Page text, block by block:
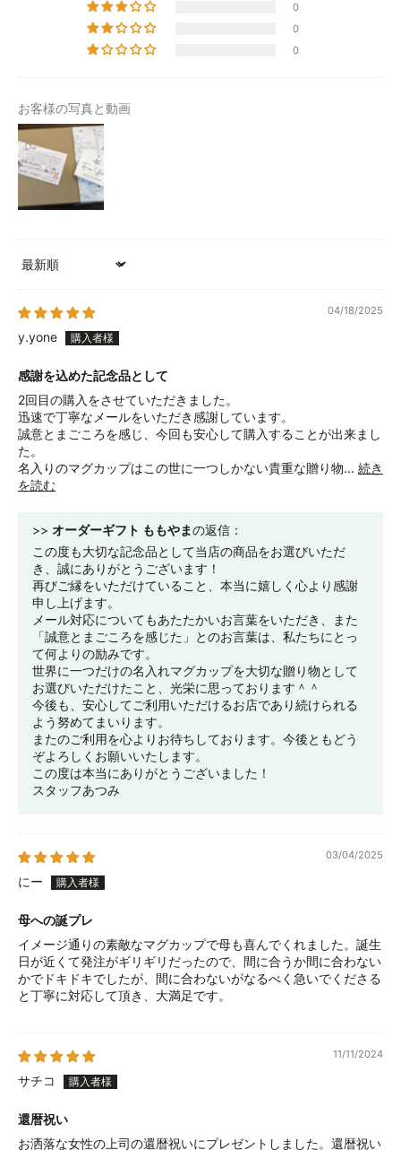
0
0
0
お客様の写真と動画
Sort by
04/18/2025
y.yone
感謝を込めた記念品として
2回目の購入をさせていただきました。
迅速で丁寧なメールをいただき感謝しています。
誠意とまごころを感じ、今回も安心して購入することが出来まし
た。
名入りのマグカップはこの世に一つしかない貴重な贈り物... 続き
を読む
>> オーダーギフト ももやまの返信：
この度も大切な記念品として当店の商品をお選びいただ
き、誠にありがとうございます！
再びご縁をいただけていること、本当に嬉しく心より感謝
申し上げます。
メール対応についてもあたたかいお言葉をいただき、また
「誠意とまごころを感じた」とのお言葉は、私たちにとっ
て何よりの励みです。
世界に一つだけの名入れマグカップを大切な贈り物として
お選びいただけたこと、光栄に思っております＾＾
今後も、安心してご利用いただけるお店であり続けられる
よう努めてまいります。
またのご利用を心よりお待ちしております。今後ともどう
ぞよろしくお願いいたします。
この度は本当にありがとうございました！
スタッフあつみ
03/04/2025
にー
母への誕プレ
イメージ通りの素敵なマグカップで母も喜んでくれました。誕生
日が近くて発注がギリギリだったので、間に合うか間に合わない
かでドキドキでしたが、間に合わないがなるべく急いでくださる
と丁寧に対応して頂き、大満足です。
11/11/2024
サチコ
還暦祝い
お洒落な女性の上司の還暦祝いにプレゼントしました。還暦祝い